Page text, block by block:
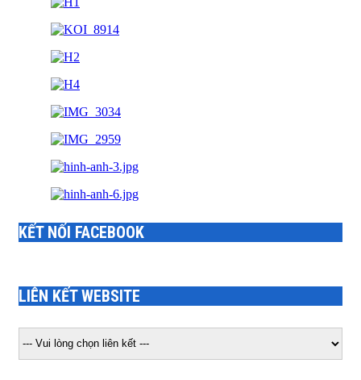
KẾT NỐI FACEBOOK
LIÊN KẾT WEBSITE